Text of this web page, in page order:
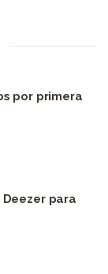
por primera
para